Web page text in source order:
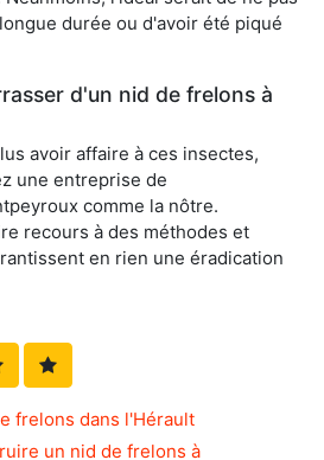
durée ou d'avoir été piqué
d'un nid de frelons à
avoir affaire à ces insectes,
une entreprise de
comme la nôtre.
recours à des méthodes et
en rien une éradication
frelons dans l'Hérault
un nid de frelons à